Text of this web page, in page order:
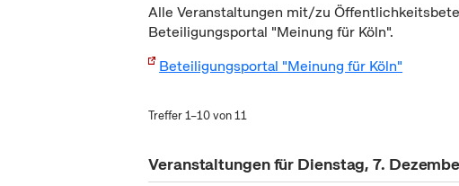
Alle Veranstaltungen mit/zu
Beteiligungsportal "Meinung für Köln".
Beteiligungsportal "Meinung für Köln"
Treffer 1–10 von 11
Veranstaltungen für Dienstag, 7.